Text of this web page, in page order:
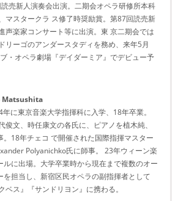
売新人演奏会出演。二期会オペラ研修所本科
マスタークラ ス修了時奨励賞。第87回読売新
声楽家コンサート等に出演。東 京二期会では
リーゴのアンダースタディを務め、来年5月
・オペラ劇場『デイダーミア』でデビュー予
Matsushita
に東京音楽大学指揮科に入学、18年卒業。
俊文、時任康文の各氏に、ピアノを植木純、
。18年チェコ で開催された国際指揮マスター
Polyanichko氏に師事。 23年ウィーン楽
ルに出場。大学卒業時から現在まで複数のオー
を担当し、新宿区民オペラの副指揮者として
ベス』『サンドリヨン』に携わる。